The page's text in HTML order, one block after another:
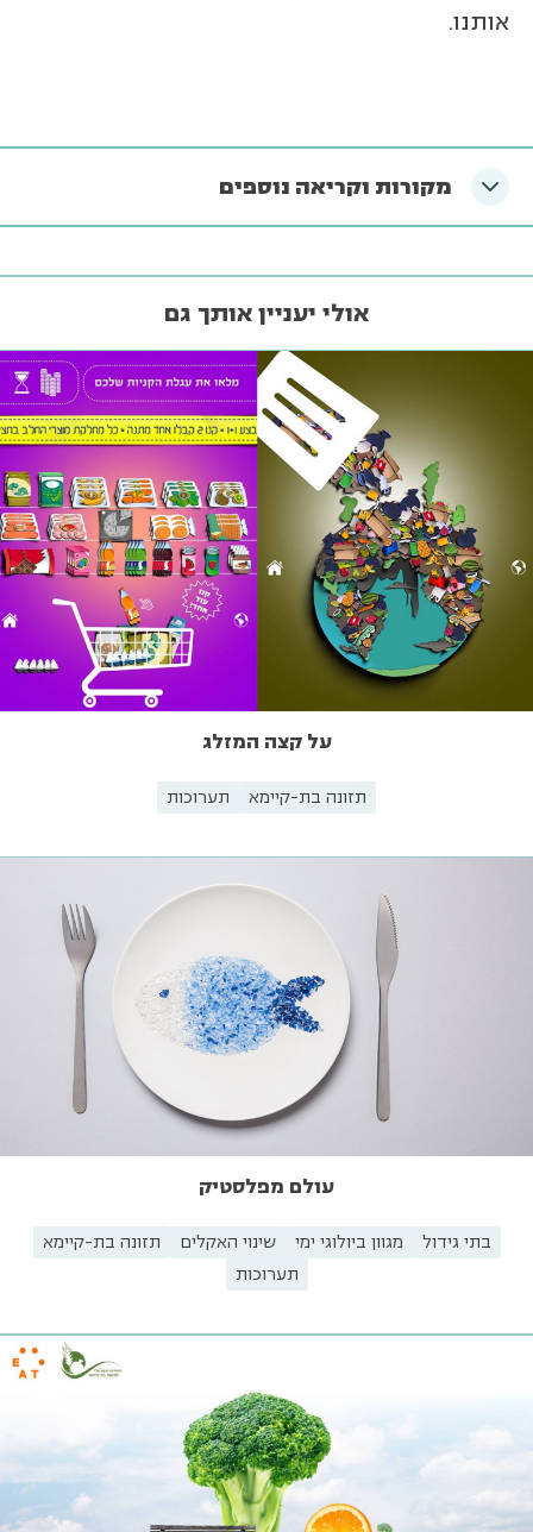
אותנו.
מקורות וקריאה נוספים
אולי יעניין אותך גם
על קצה המזלג
תזונה בת-קיימא תערוכות
עולם מפלסטיק
בתי גידול מגוון ביולוגי ימי שינוי האקלים
תזונה בת-קיימא
תערוכות